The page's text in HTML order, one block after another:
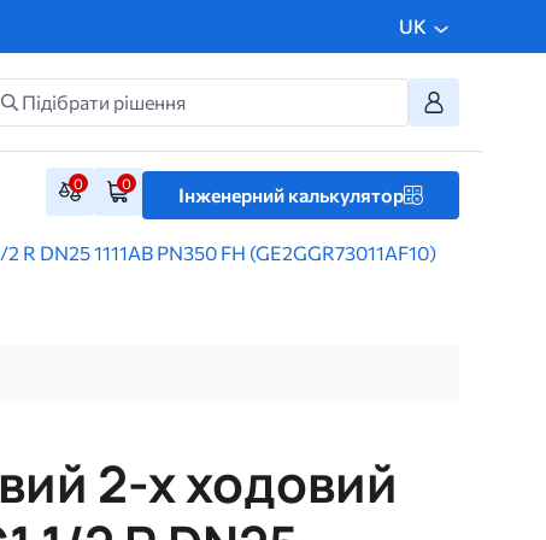
UK
0 0 Інженерний калькулятор
R DN25 1111AB PN350 FH (GE2GGR73011AF10)
2-х ходовий